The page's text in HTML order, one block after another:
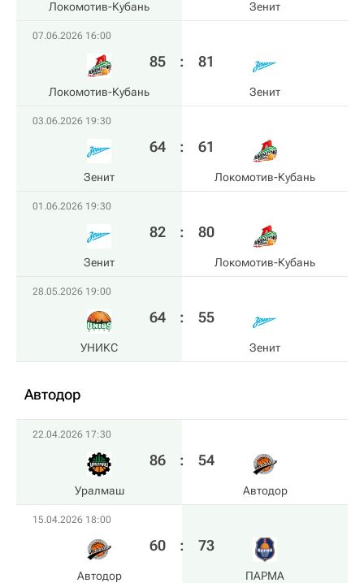
Локомотив-Кубань Зенит
07.06.2026 16:00
Локомотив-Кубань
85 : 81
Зенит
03.06.2026 19:30
Зенит
64 : 61
Локомотив-Кубань
01.06.2026 19:30
Зенит
82 : 80
Локомотив-Кубань
28.05.2026 19:00
УНИКС
64 : 55
Зенит
Автодор
22.04.2026 17:30
Уралмаш
86 : 54
Автодор
15.04.2026 18:00
Автодор
60 : 73
ПАРМА